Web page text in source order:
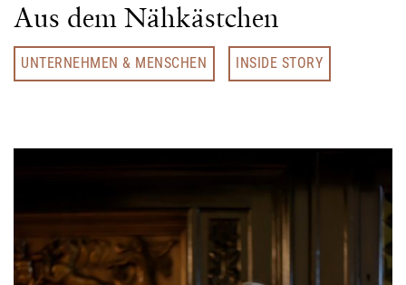
Aus dem Nähkästchen
UNTERNEHMEN & MENSCHEN INSIDE STORY